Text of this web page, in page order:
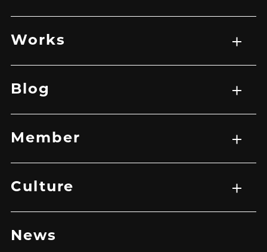
サービス一覧
WEB制作
映像制作
広告マーケティング戦略
アプリ開発
Works
実績一覧
EC
HP
LP
グラフィック
その他
バナー
映像
Blog
記事一覧
Member
メンバー一覧
Culture
トップ
企業理念
メッセージ
News